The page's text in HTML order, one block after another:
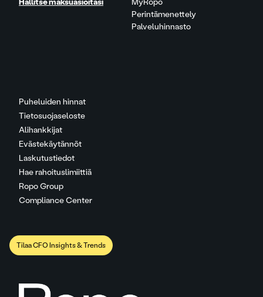
Puheluiden hinnat
Tietosuojaseloste
Alihankkijat
Evästekäytännöt
Laskutustiedot
Hae rahoituslimiittiä
Ropo Group
Compliance Center
Hallitse maksuasioitasi
MyRopo
Perintämenettely
Palveluhinnasto
Tilaa CFO Insights & Trends